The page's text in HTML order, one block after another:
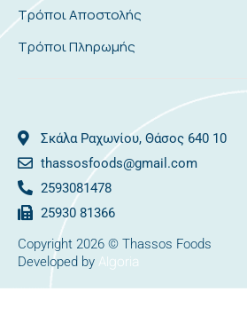
Τρόποι Αποστολής
Τρόποι Πληρωμής
Σκάλα Ραχωνίου, Θάσος 640 10
thassosfoods@gmail.com
2593081478
25930 81366
Copyright 2026 © Thassos Foods
Developed by Algoria